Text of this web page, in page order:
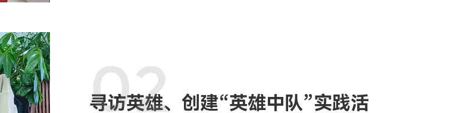
02
寻访英雄、创建“英雄中队”实践活